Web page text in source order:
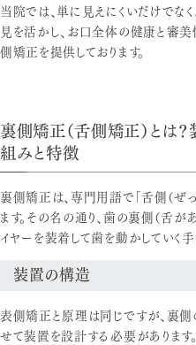
当院では、単に見えにくいだけでな
見を活かし、お口全体の健康と審
側矯正を提供しております。
裏側矯正（舌側矯正）とは
組みと特徴
裏側矯正は、専門用語で「舌側（ぜ
ます。その名の通り、歯の裏側（舌が
イヤーを装着して歯を動かしていく手
装置の構造
表側矯正と原理は同じですが、裏
せて装置を設計する必要があります